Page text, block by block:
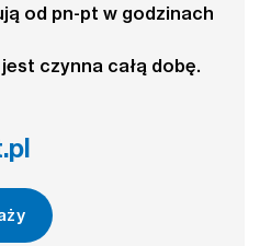
od pn-pt w godzinach
czynna całą dobę.